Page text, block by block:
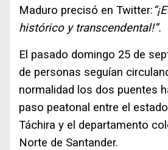
Maduro precisó en Twitter:
histórico y transcendental!”.
El pasado domingo 25 de
de personas seguían
normalidad los dos puentes
paso peatonal entre el
Táchira y el departamento
Norte de Santander.